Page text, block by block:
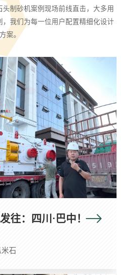
制砂机案例现场前线直击，大多用
我们为每一位用户配置精细化设计
方案。
往：四川·巴中！
石